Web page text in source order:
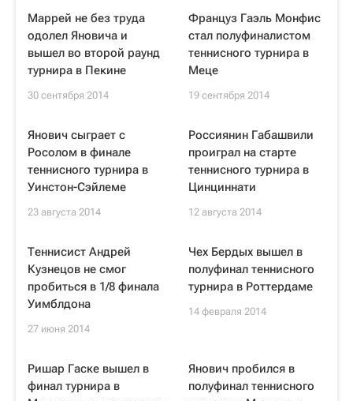
Маррей не без труда
одолел Яновича и
вышел во второй раунд
турнира в Пекине
30 сентября 2014
Француз Гаэль Монфис
стал полуфиналистом
теннисного турнира в
Меце
19 сентября 2014
Янович сыграет с
Росолом в финале
теннисного турнира в
Уинстон-Сэйлеме
23 августа 2014
Россиянин Габашвили
проиграл на старте
теннисного турнира в
Цинциннати
12 августа 2014
Теннисист Андрей
Кузнецов не смог
пробиться в 1/8 финала
Уимблдона
27 июня 2014
Чех Бердых вышел в
полуфинал теннисного
турнира в Роттердаме
14 февраля 2014
Ришар Гаске вышел в
финал турнира в
Янович пробился в
полуфинал теннисного